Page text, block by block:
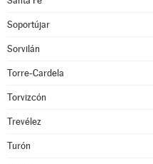
Soportújar
Sorvilán
Torre-Cardela
Torvizcón
Trevélez
Turón